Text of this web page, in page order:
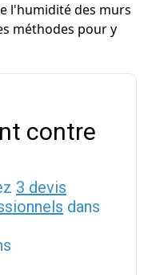
l'humidité des murs
méthodes pour y
contre
3 devis
dans